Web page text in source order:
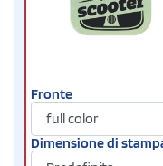
Fronte
Dimensione di